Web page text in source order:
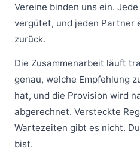
Vereine binden uns ein.
vergütet, und jeden Partner
zurück.
Die Zusammenarbeit läuft
genau, welche Empfehlung
hat, und die Provision wird
abgerechnet. Versteckte
Wartezeiten gibt es nicht.
bist.